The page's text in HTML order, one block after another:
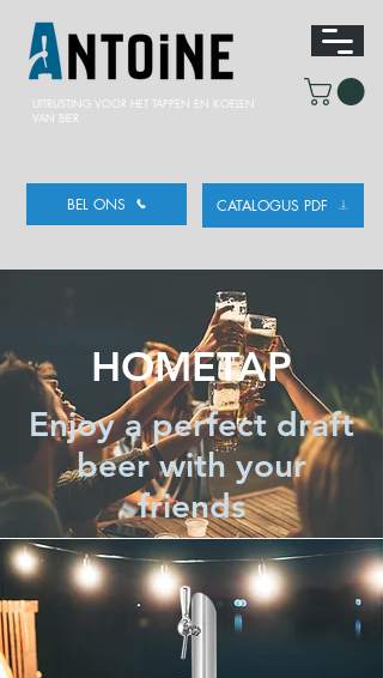
UITRUSTING VOOR HET TAPPEN EN KOELEN
VAN BIER
BEL ONS CATALOGUS PDF
HOMETAP
Enjoy a perfect draft
beer with your
friends